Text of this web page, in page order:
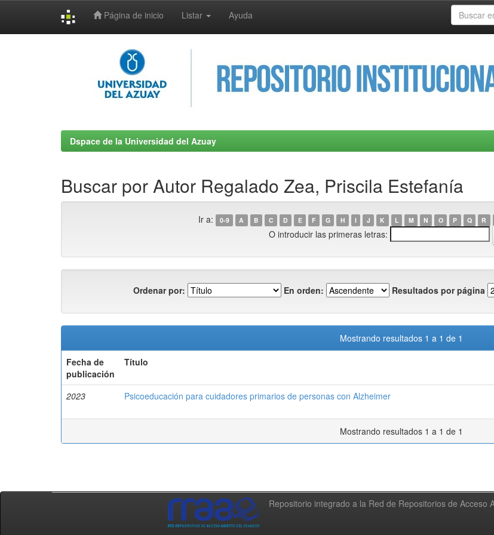
Página de inicio Listar Ayuda
Dspace de la Universidad del Azuay
Buscar por Autor Regalado Zea, Priscila Estefanía
Ir a: 0-9 A B C D E F G H I J K L M N O P Q R
O introducir las primeras letras:
Ordenar por: En orden: Resultados por página
Mostrando resultados 1 a 1 de 1
Fecha de
publicación
Título
2023 Psicoeducación para cuidadores primarios de personas con Alzheimer
Mostrando resultados 1 a 1 de 1
Repositorio integrado a la Red de Repositorios de Acceso